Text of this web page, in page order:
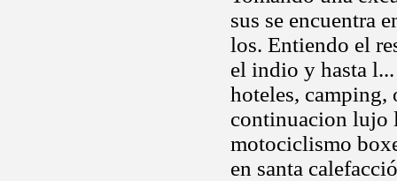
sus se encuentra
los. Entiendo el
el indio y hasta
hoteles, camping,
continuacion lujo
motociclismo
en santa